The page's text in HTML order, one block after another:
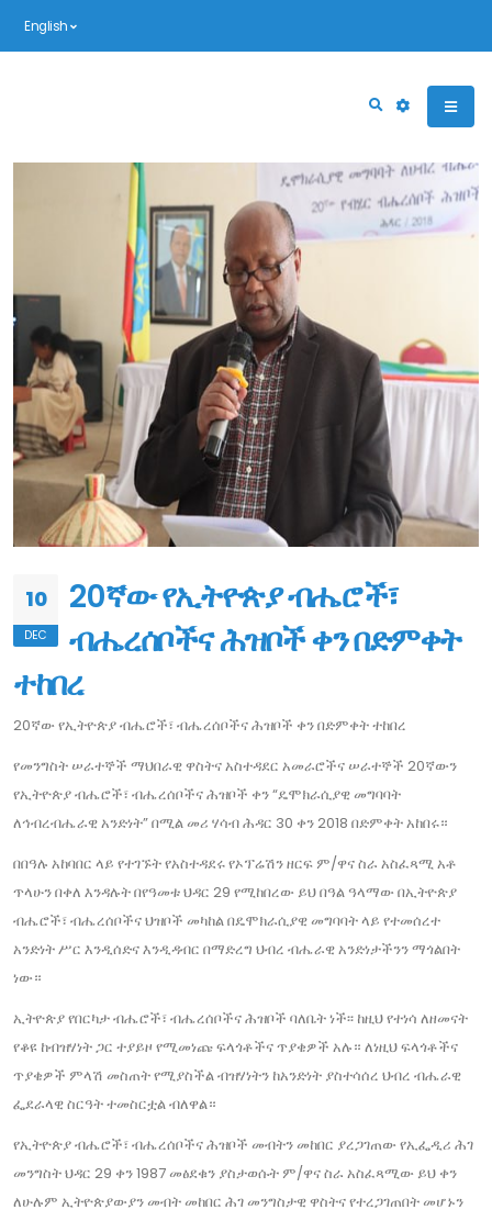
English
10
DEC
20ኛው የኢትዮጵያ ብሔሮች፣
ብሔረሰቦችና ሕዝቦች ቀን በድምቀት
ተከበረ
20ኛው የኢትዮጵያ ብሔሮች፣ ብሔረሰቦችና ሕዝቦች ቀን በድምቀት ተከበረ
የመንግስት ሠራተኞች ማህበራዊ ዋስትና አስተዳደር አመራሮችና ሠራተኞች 20ኛውን
የኢትዮጵያ ብሔሮች፣ ብሔረሰቦችና ሕዝቦች ቀን “ዴሞክራሲያዊ መግባባት
ለኅብረብሔራዊ አንድነት” በሚል መሪ ሃሳብ ሕዳር 30 ቀን 2018 በድምቀት አከበሩ።
በበዓሉ አከባበር ላይ የተገኙት የአስተዳደሩ የኦፕሬሽን ዘርፍ ም/ዋና ስራ አስፈጻሚ አቶ
ጥላሁን በቀለ እንዳሉት በየዓመቱ ህዳር 29 የሚከበረው ይህ በዓል ዓላማው በኢትዮጵያ
ብሔሮች፣ ብሔረሰቦችና ህዝቦች መካከል በዴሞክራሲያዊ መግባባት ላይ የተመሰረተ
አንድነት ሥር እንዲሰድና እንዲዳብር በማድረግ ህብረ ብሔራዊ አንድነታችንን ማጎልበት
ነው።
ኢትዮጵያ የበርካታ ብሔሮች፣ ብሔረሰቦችና ሕዝቦች ባለቤት ነች፡፡ ከዚህ የተነሳ ለዘመናት
የቆዩ ከብዝሃነት ጋር ተያይዞ የሚመነጩ ፍላጎቶችና ጥያቄዎች አሉ። ለነዚህ ፍላጎቶችና
ጥያቄዎች ምላሽ መስጠት የሚያስችል ብዝሃነትን ከአንድነት ያስተሳሰረ ህብረ ብሔራዊ
ፌደራላዊ ስርዓት ተመስርቷል ብለዋል።
የኢትዮጵያ ብሔሮች፣ ብሔረሰቦችና ሕዝቦች መብትን መከበር ያረጋገጠው የኢፌዲሪ ሕገ
መንግስት ህዳር 29 ቀን 1987 መፅደቁን ያስታወሱት ም/ዋና ስራ አስፈጻሚው ይህ ቀን
ለሁሉም ኢትዮጵያውያን መብት መከበር ሕገ መንግስታዊ ዋስትና የተረጋገጠበት መሆኑን